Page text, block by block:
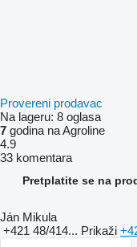
Provereni prodavac
Na lageru: 8 oglasa
7 godina na Agroline
4.9
33 komentara
Pretplatite se na
Ján Mikula
+421 48/414... Prikaži